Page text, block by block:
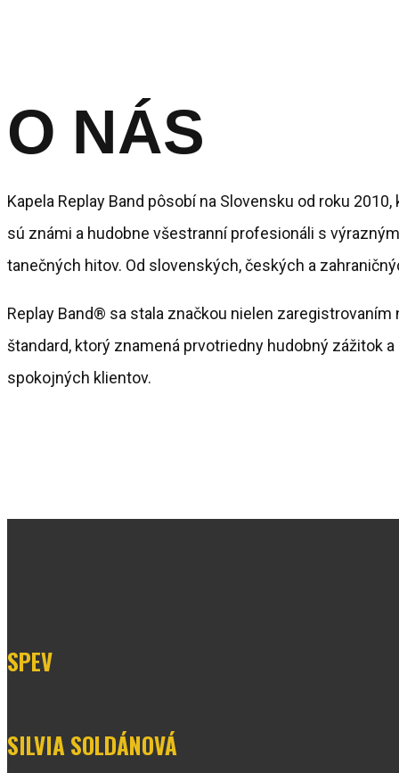
O NÁS
Kapela Replay Band pôsobí na Slovensku od roku
sú známi a hudobne všestranní profesionáli s
tanečných hitov. Od slovenských, českých a
Replay Band® sa stala značkou nielen
štandard, ktorý znamená prvotriedny hudobný zážitok
spokojných klientov.
SPEV
SILVIA SOLDÁNOVÁ